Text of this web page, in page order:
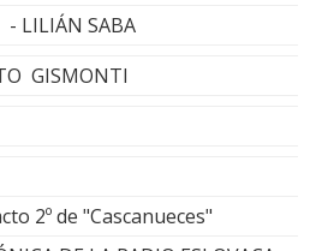
LILIÁN SABA
GISMONTI
2º de "Cascanueces"